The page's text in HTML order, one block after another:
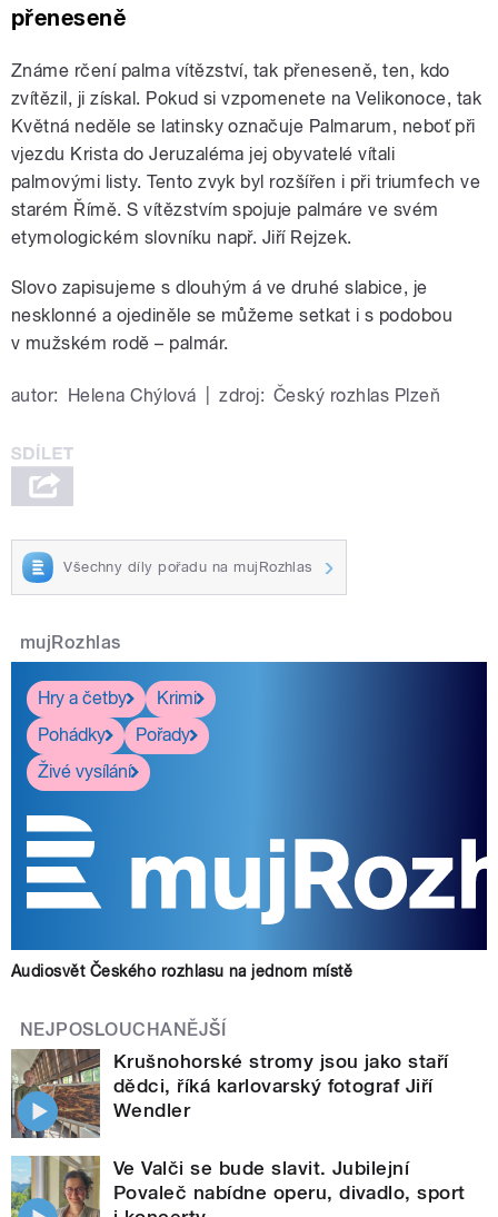
přeneseně
Známe rčení palma vítězství, tak přeneseně, ten, kdo
zvítězil, ji získal. Pokud si vzpomenete na Velikonoce, tak
Květná neděle se latinsky označuje Palmarum, neboť při
vjezdu Krista do Jeruzaléma jej obyvatelé vítali
palmovými listy. Tento zvyk byl rozšířen i při triumfech ve
starém Římě. S vítězstvím spojuje palmáre ve svém
etymologickém slovníku např. Jiří Rejzek.
Slovo zapisujeme s dlouhým á ve druhé slabice, je
nesklonné a ojediněle se můžeme setkat i s podobou
v mužském rodě – palmár.
autor: Helena Chýlová zdroj: Český rozhlas Plzeň
Všechny díly pořadu na mujRozhlas
mujRozhlas
Hry a četby
Krimi
Pohádky
Pořady
Živé vysílání
Audiosvět Českého rozhlasu na jednom místě
NEJPOSLOUCHANĚJŠÍ
Krušnohorské stromy jsou jako staří
dědci, říká karlovarský fotograf Jiří
Wendler
Ve Valči se bude slavit. Jubilejní
Povaleč nabídne operu, divadlo, sport